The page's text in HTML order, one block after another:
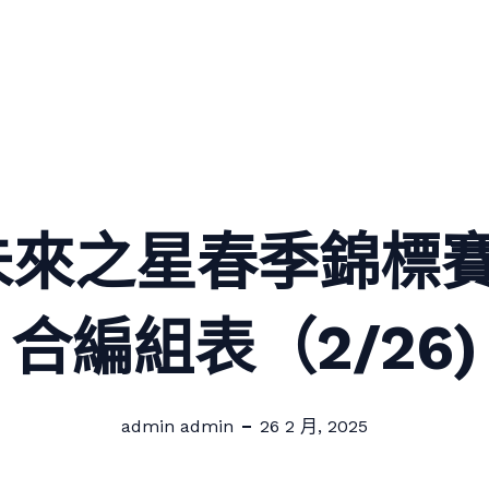
之星春季錦標
合編組表（2/26)
admin admin 26 2 月, 2025